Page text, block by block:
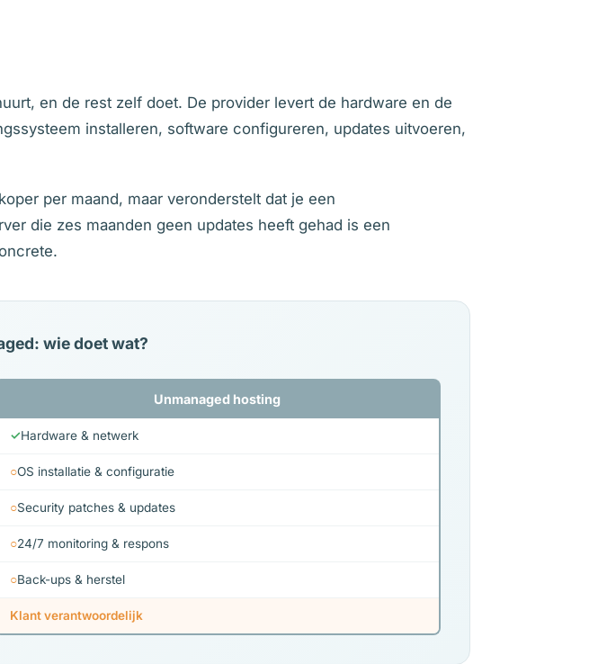
en de rest zelf doet. De provider levert de hardware en de
installeren, software configureren, updates uitvoeren,
per maand, maar veronderstelt dat je een
die zes maanden geen updates heeft gehad is een
wie doet wat?
Unmanaged hosting
✓Hardware & netwerk
○OS installatie & configuratie
○Security patches & updates
○24/7 monitoring & respons
○Back-ups & herstel
Klant verantwoordelijk